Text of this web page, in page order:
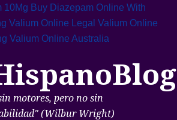
10Mg Buy Diazepam Online With
Valium Online Legal Valium Online
Valium Online Australia
motores, pero no sin
(Wilbur Wright)